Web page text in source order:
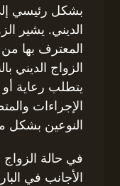
بشكل رئيسي
الديني. يشير
المعترف بها
الزواج الديني
يتطلب رعاية
الإجراءات
النوعين بشكل
في حالة الزواج
الأجانب في